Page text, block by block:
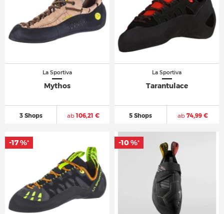
La Sportiva
Mythos
3 Shops ab106,21 €
La Sportiva
Tarantulace
5 Shops ab 74,99 €
-17 %* -10 %*